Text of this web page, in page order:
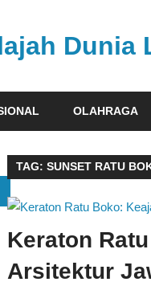
Dunia
OLAHRAGA
TAG:SUNSET RATU
Keraton
Arsitektur